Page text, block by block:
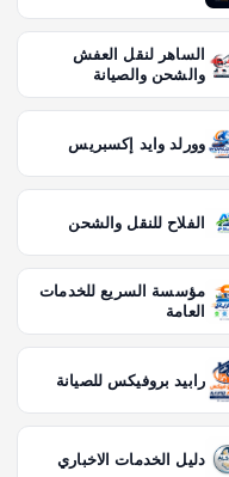
الساهر لنقل العفش
والشحن والصيانة
وورلد وايد إكسبريس
الفلاح للنقل والشحن
مؤسسة السريع للخدمات
العامة
رابيد بروفيكس للصيانة
دليل الخدمات الاخباري